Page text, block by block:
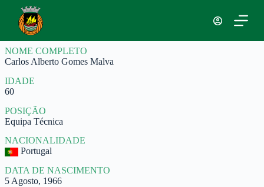
a
r
p
r
a
o
c
o
n
t
e
ú
d
NOME COMPLETO
Carlos Alberto Gomes Malva
IDADE
60
POSIÇÃO
Equipa Técnica
NACIONALIDADE
Portugal
DATA DE NASCIMENTO
5 Agosto, 1966